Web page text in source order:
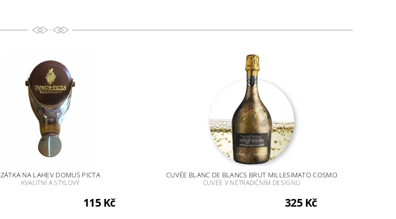
ZÁTKA NA LAHEV DOMUS PICTA
KVALITNÍ A STYLOVÝ
115 Kč
CUVÉE BLANC DE BLANCS BRUT MILLESIMATO COSMO
CUVÉE V NETRADIČNÍM DESIGNU
325 Kč